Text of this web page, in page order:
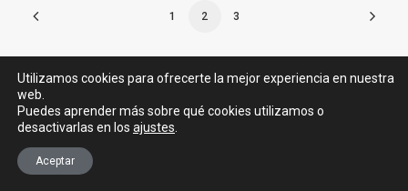
1 2 3
© 2026 Dr. Javier Moreno de Alborán. All rights reserved –
política de privacidad
Utilizamos cookies para ofrecerte la mejor experiencia en nuestra
web.
Puedes aprender más sobre qué cookies utilizamos o
desactivarlas en los ajustes
Aceptar